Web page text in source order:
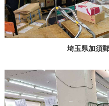
埼玉県加須